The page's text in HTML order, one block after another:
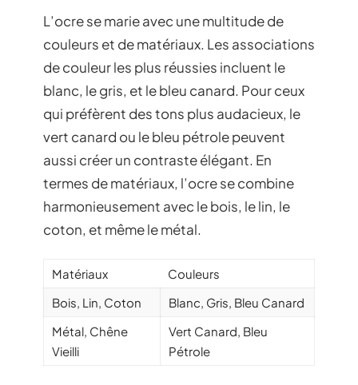
L’ocre se marie avec une multitude de
couleurs et de matériaux. Les associations
de couleur les plus réussies incluent le
blanc, le gris, et le bleu canard. Pour ceux
qui préfèrent des tons plus audacieux, le
vert canard ou le bleu pétrole peuvent
aussi créer un contraste élégant. En
termes de matériaux, l’ocre se combine
harmonieusement avec le bois, le lin, le
coton, et même le métal.
Matériaux
Couleurs
Bois, Lin, Coton
Blanc, Gris, Bleu Canard
Métal, Chêne
Vieilli
Vert Canard, Bleu
Pétrole